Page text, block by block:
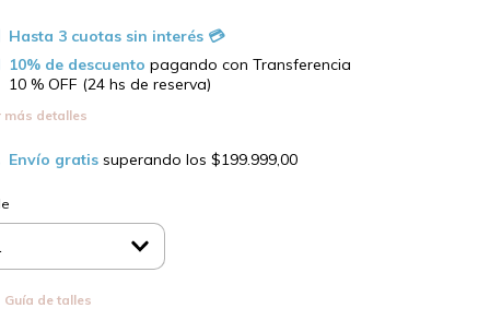
10% de descuento pagando con Transferencia
10 % OFF (24 hs de reserva)
más detalles
Envío gratis superando los $199.999,00
Guía de talles